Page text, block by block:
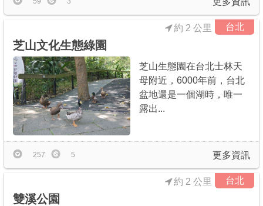
台北
芝山文化生態綠園
約 2 公里
芝山生態園在台北士林天
母附近，6000年前，台北
盆地還是一個湖時，唯一
露出...
更多資訊
257 5
台北
雙溪公園
約 2 公里